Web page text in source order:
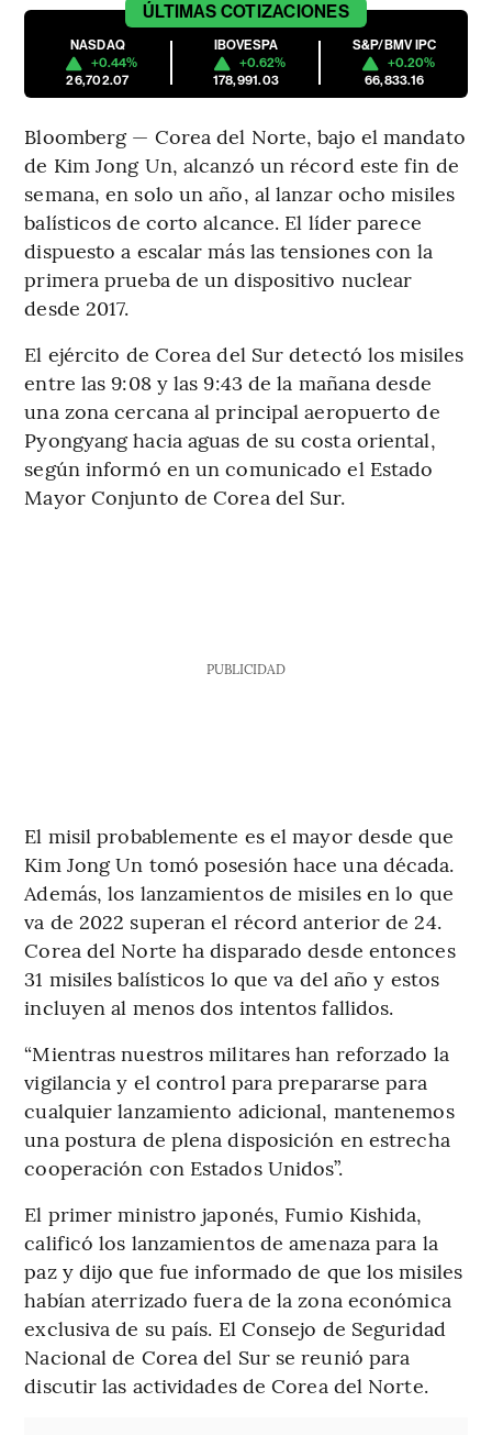
ÚLTIMAS COTIZACIONES
NASDAQ
+0.44%
26,702.07
IBOVESPA
+0.62%
178,991.03
S&P/BMV IPC
+0.20%
66,833.16
Bloomberg — Corea del Norte, bajo el mandato
de Kim Jong Un, alcanzó un récord este fin de
semana, en solo un año, al lanzar ocho misiles
balísticos de corto alcance. El líder parece
dispuesto a escalar más las tensiones con la
primera prueba de un dispositivo nuclear
desde 2017.
El ejército de Corea del Sur detectó los misiles
entre las 9:08 y las 9:43 de la mañana desde
una zona cercana al principal aeropuerto de
Pyongyang hacia aguas de su costa oriental,
según informó en un comunicado el Estado
Mayor Conjunto de Corea del Sur.
PUBLICIDAD
El misil probablemente es el mayor desde que
Kim Jong Un tomó posesión hace una década.
Además, los lanzamientos de misiles en lo que
va de 2022 superan el récord anterior de 24.
Corea del Norte ha disparado desde entonces
31 misiles balísticos lo que va del año y estos
incluyen al menos dos intentos fallidos.
“Mientras nuestros militares han reforzado la
vigilancia y el control para prepararse para
cualquier lanzamiento adicional, mantenemos
una postura de plena disposición en estrecha
cooperación con Estados Unidos”.
El primer ministro japonés, Fumio Kishida,
calificó los lanzamientos de amenaza para la
paz y dijo que fue informado de que los misiles
habían aterrizado fuera de la zona económica
exclusiva de su país. El Consejo de Seguridad
Nacional de Corea del Sur se reunió para
discutir las actividades de Corea del Norte.